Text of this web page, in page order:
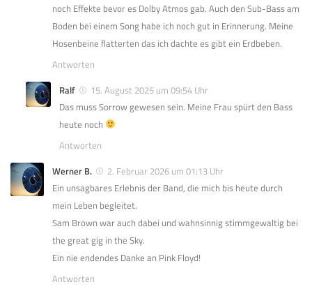
noch Effekte bevor es Dolby Atmos gab. Auch den Sub-Bass am
Boden bei einem Song habe ich noch gut in Erinnerung. Meine
Hosenbeine flatterten das ich dachte es gibt ein Erdbeben.
Antworten
Ralf
15. August 2025 um 09:54 Uhr
Das muss Sorrow gewesen sein. Meine Frau spürt den Bass
heute noch
Antworten
Werner B.
2. Februar 2026 um 01:13 Uhr
Ein unsagbares Erlebnis der Band, die mich bis heute durch
mein Leben begleitet.
Sam Brown war auch dabei und wahnsinnig stimmgewaltig bei
the great gig in the Sky.
Ein nie endendes Danke an Pink Floyd!
Antworten